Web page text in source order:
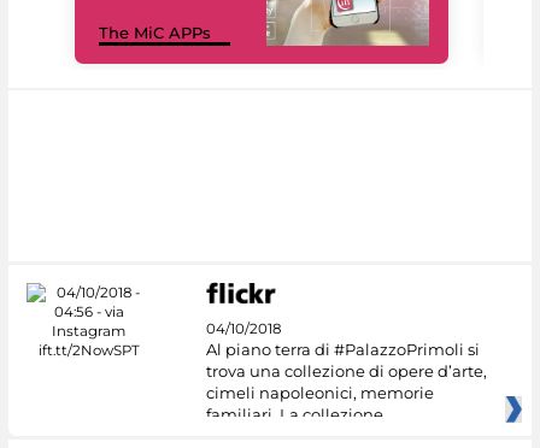
The MiC APPs
04/10/2018
Al piano terra di #PalazzoPrimoli si
trova una collezione di opere d’arte,
cimeli napoleonici, memorie
familiari. La collezione